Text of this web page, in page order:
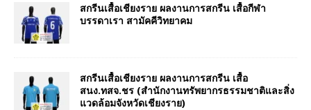
สกรีนเสื้อเชียงราย ผลงานการสกรีน เสื้อกีฬา
บรรดาเรา สามัคคีวิทยาคม
สกรีนเสื้อเชียงราย ผลงานการสกรีน เสื้อ
สนง.ทสจ.ชร (สำนักงานทรัพยากรธรรมชาติและสิ่ง
แวดล้อมจังหวัดเชียงราย)